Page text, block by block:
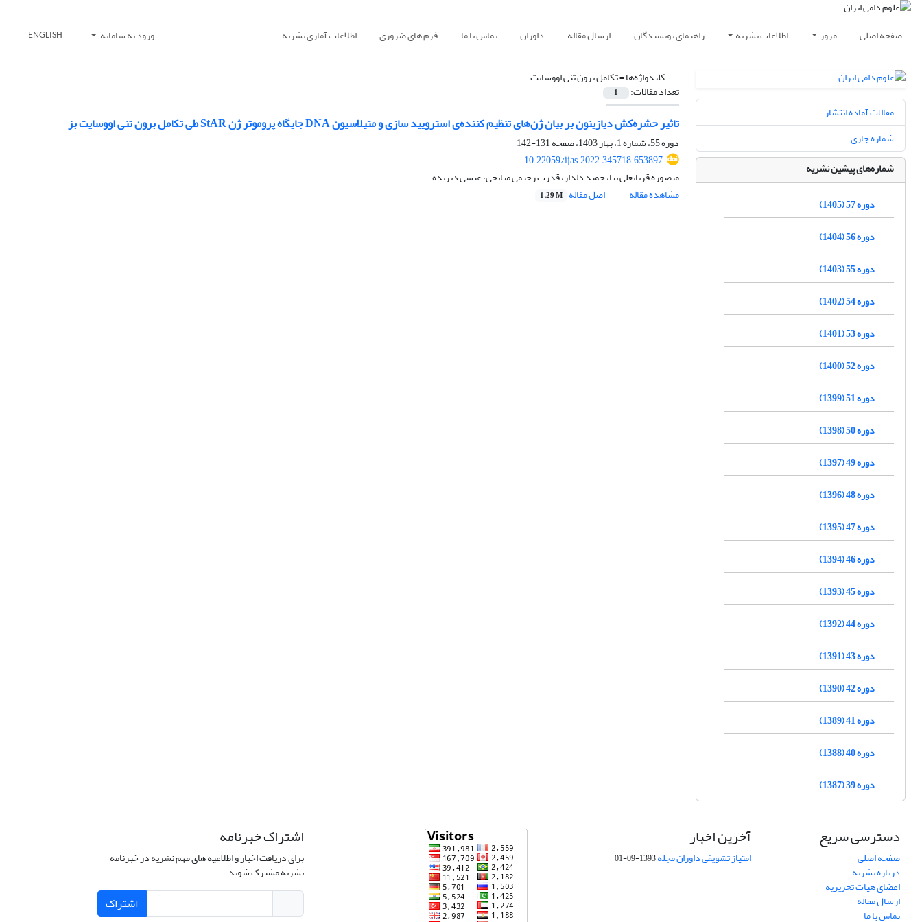
صفحه اصلی مرور اطلاعات نشریه راهنمای نویسندگان ارسال مقاله داوران تماس با ما فرم های ضروری اطلاعات آماری نشریه ورود به سامانه ENGLISH
کلیدواژه‌ها =تکامل برون تنی اووسایت
تعداد مقالات: 1
تاثیر حشره‌‌کش دیازینون بر بیان ژن‌‌های تنظیم کننده‌‌ی استرویید سازی و متیلاسیون DNA جایگاه پروموتر ژن StAR طی تکامل برون تنی اووسایت بز
دوره 55، شماره 1، بهار 1403، صفحه
131-142
10.22059/ijas.2022.345718.653897
منصوره قربانعلی نیا، حمید دلدار، قدرت رحیمی میانجی، عیسی دیرنده
مشاهده مقاله
اصل مقاله 1.29 M
مقالات آماده انتشار
شماره جاری
شماره‌های پیشین نشریه
دوره 57 (1405)
دوره 56 (1404)
دوره 55 (1403)
دوره 54 (1402)
دوره 53 (1401)
دوره 52 (1400)
دوره 51 (1399)
دوره 50 (1398)
دوره 49 (1397)
دوره 48 (1396)
دوره 47 (1395)
دوره 46 (1394)
دوره 45 (1393)
دوره 44 (1392)
دوره 43 (1391)
دوره 42 (1390)
دوره 41 (1389)
دوره 40 (1388)
دوره 39 (1387)
دسترسی سریع
صفحه اصلی
درباره نشریه
اعضای هیات تحریریه
ارسال مقاله
تماس با ما
آخرین اخبار
امتیاز تشویقی داوران مجله1393-09-01
اشتراک خبرنامه
برای دریافت اخبار و اطلاعیه های مهم نشریه در خبرنامه
نشریه مشترک شوید.
اشتراک